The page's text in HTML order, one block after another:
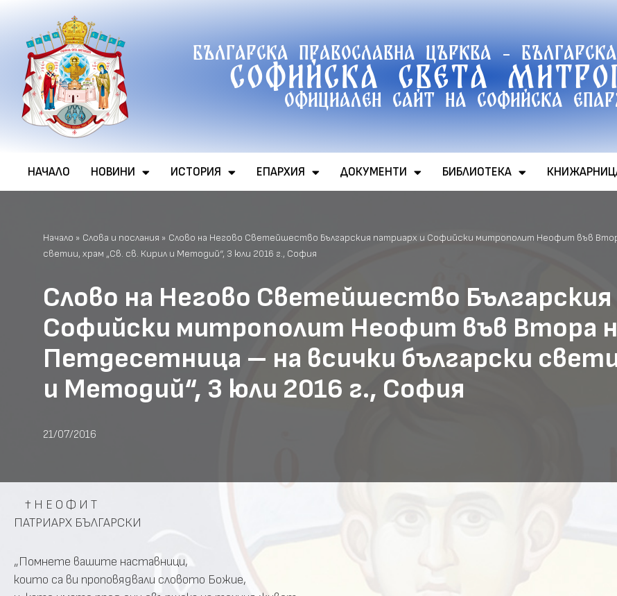
Продължете
към
съдържанието
Българска православна църква -
Софийска света
Официален сайт на софийска
НАЧАЛО НОВИНИ ИСТОРИЯ ЕПАРХИЯ ДОКУМЕНТИ БИБЛИОТЕКА
Начало » Слова и послания » Слово на Негово Светейшество Българския патриарх и Софийски митрополит Неофит във
светии, храм „Св. св. Кирил и Методий“, 3 юли 2016 г., София
Слово на Негово Светейшество
Софийски митрополит Неофит във Втора
Петдесетница – на всички български
и Методий“, 3 юли 2016 г., София
21/07/2016
† Н Е О Ф И Т
ПАТРИАРХ БЪЛГАРСКИ
„Помнете вашите наставници,
които са ви проповядвали словото Божие,